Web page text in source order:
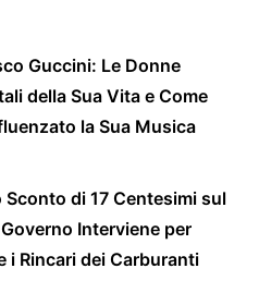
Guccini: Le Donne
della Sua Vita e Come
la Sua Musica
Sconto di 17 Centesimi sul
Interviene per
i Rincari dei Carburanti